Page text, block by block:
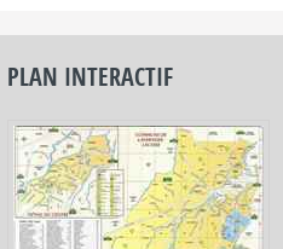
PLAN INTERACTIF